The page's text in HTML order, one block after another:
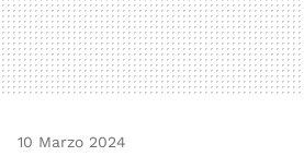
10 Marzo 2024